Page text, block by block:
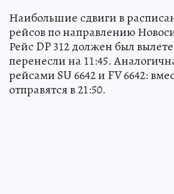
Наибольшие сдвиги в
рейсов по направлению
Рейс DP 312 должен был
перенесли на 11:45.
рейсами SU 6642 и FV 6642:
отправятся в 21:50.